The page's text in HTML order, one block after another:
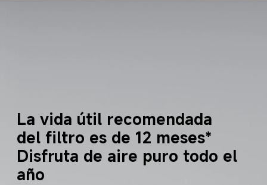
La vida útil recomendada
del filtro es de 12 meses*
Disfruta de aire puro todo el
año